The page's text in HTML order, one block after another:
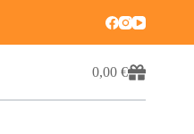
0,00€